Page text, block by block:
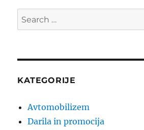
Search
for:
KATEGORIJE
Avtomobilizem
Darila in promocija